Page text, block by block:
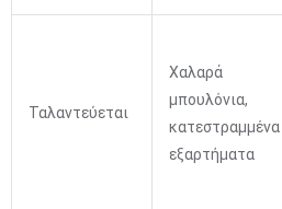
Ταλαντεύεται
Χαλαρά
μπουλόνια,
κατεστραμμένα
εξαρτήματα